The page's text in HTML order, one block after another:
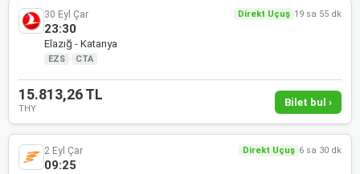
30 Eyl Çar Direkt Uçuş 19 sa 55 dk
23:30
Elazığ - Katanya
EZS · CTA
15.813,26 TL
THY
Bilet bul ›
2 Eyl Çar Direkt Uçuş 6 sa 30 dk
09:25